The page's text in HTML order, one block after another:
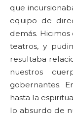
que
equipo de
demás. Hicimos
teatros, y
resultaba
nuestros
gobernantes.
hasta la
lo absurdo de